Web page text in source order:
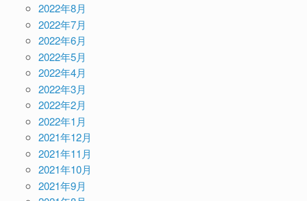
2022年8月
2022年7月
2022年6月
2022年5月
2022年4月
2022年3月
2022年2月
2022年1月
2021年12月
2021年11月
2021年10月
2021年9月